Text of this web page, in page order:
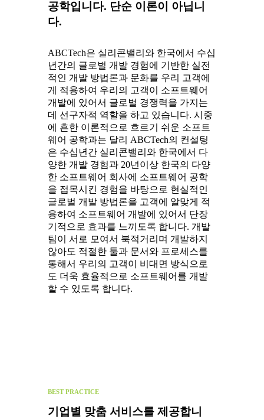
공학입니다. 단순 이론이 아닙니
다.
ABCTech은 실리콘밸리와 한국에서 수십
년간의 글로벌 개발 경험에 기반한 실전
적인 개발 방법론과 문화를 우리 고객에
게 적용하여 우리의 고객이 소프트웨어
개발에 있어서 글로벌 경쟁력을 가지는
데 선구자적 역할을 하고 있습니다. 시중
에 흔한 이론적으로 흐르기 쉬운 소프트
웨어 공학과는 달리 ABCTech의 컨설팅
은 수십년간 실리콘밸리와 한국에서 다
양한 개발 경험과 20년이상 한국의 다양
한 소프트웨어 회사에 소프트웨어 공학
을 접목시킨 경험을 바탕으로 현실적인
글로벌 개발 방법론을 고객에 알맞게 적
용하여 소프트웨어 개발에 있어서 단장
기적으로 효과를 느끼도록 합니다. 개발
팀이 서로 모여서 북적거리며 개발하지
않아도 적절한 툴과 문서와 프로세스를
통해서 우리의 고객이 비대면 방식으로
도 더욱 효율적으로 소프트웨어를 개발
할 수 있도록 합니다.
BEST PRACTICE
기업별 맞춤 서비스를 제공합니